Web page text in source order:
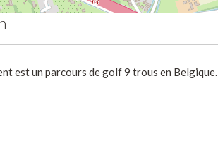
est un parcours de golf 9 trous en Belgique.